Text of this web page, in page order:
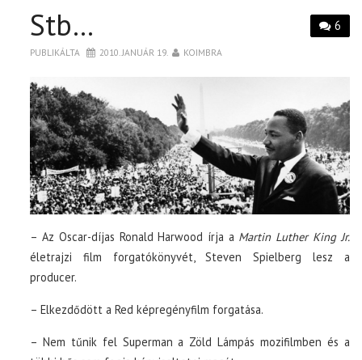
6
Stb…
PUBLIKÁLTA 2010. JANUÁR 19. KOIMBRA
– Az Oscar-díjas Ronald Harwood írja a Martin Luther King Jr.
életrajzi film forgatókönyvét, Steven Spielberg lesz a
producer.
– Elkezdődött a Red képregényfilm forgatása.
– Nem tűnik fel Superman a Zöld Lámpás mozifilmben és a